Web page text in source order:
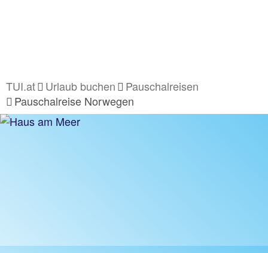
TUI.at Urlaub buchen
Pauschalreisen
Pauschalreise Norwegen